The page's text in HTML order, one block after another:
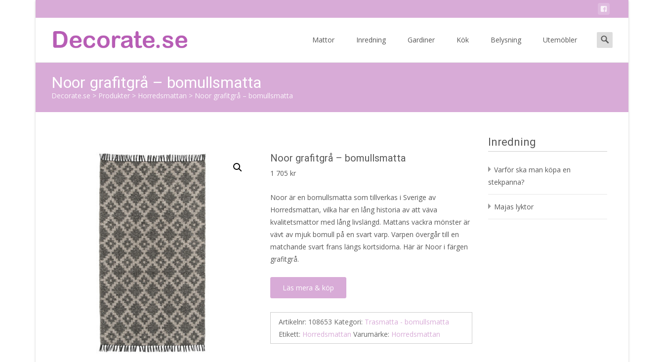
Mattor Inredning Gardiner Kök Belysning Utemöbler
Search
for:
Noor grafitgrå – bomullsmatta
Decorate.se > Produkter > Horredsmattan > Noor grafitgrå – bomullsmatta
Noor grafitgrå – bomullsmatta
1 705kr
Noor är en bomullsmatta som tillverkas i Sverige av
Horredsmattan, vilka har en lång historia av att väva
kvalitetsmattor med lång livslängd. Mattans vackra mönster är
vävt av mjuk bomull på en svart varp. Varpen övergår till en
matchande svart frans längs kortsidorna. Här är Noor i färgen
grafitgrå.
Läs mera & köp
Artikelnr: 108653 Kategori: Trasmatta - bomullsmatta
Etikett: Horredsmattan Varumärke: Horredsmattan
Inredning
Varför ska man köpa en
stekpanna?
Majas lyktor